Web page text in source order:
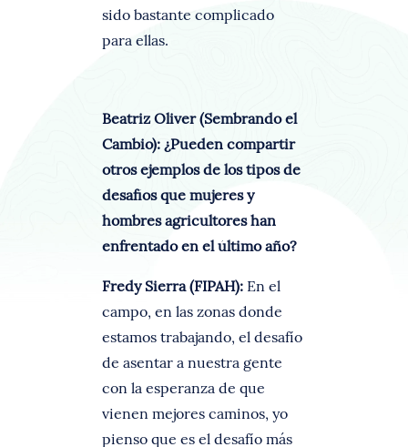
sido bastante complicado
para ellas.
Beatriz Oliver (Sembrando el
Cambio): ¿Pueden compartir
otros ejemplos de los tipos de
desafíos que mujeres y
hombres agricultores han
enfrentado en el último año?
Fredy Sierra (FIPAH): En el
campo, en las zonas donde
estamos trabajando, el desafío
de asentar a nuestra gente
con la esperanza de que
vienen mejores caminos, yo
pienso que es el desafío más